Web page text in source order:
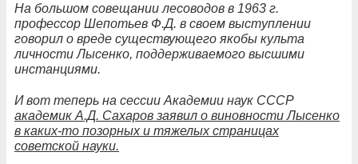
На большом совещании лесоводов в 1963 г.
профессор Шепотьев Ф.Д. в своем выступлении
говорил о вреде существующего якобы культа
личности Лысенко, поддерживаемого высшими
инстанциями.
И вот теперь на сессии Академии наук СССР
академик А.Д. Сахаров заявил о виновности Лысенко
в каких-то позорных и тяжелых страницах
советской науки.